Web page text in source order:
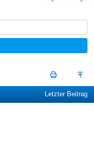
Letzter Beitrag